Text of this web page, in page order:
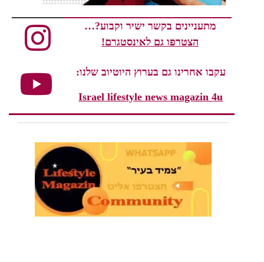
מתעניינים בקשר ישיר וקבוע?…
הצטרפו גם לאינסטגרם!
עקבו אחרינו גם בערוץ היוטיוב שלנו:
Israel lifestyle news magazin 4u